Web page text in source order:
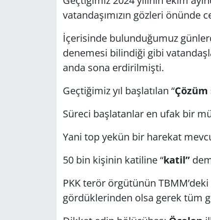
vatandaşımızın gözleri önünde
İçerisinde bulunduğumuz
denemesi bilindiği gibi
anda sona erdirilmişti.
Geçtiğimiz yıl başlatılan “Çözüm
Süreci başlatanlar en ufak bir
Yani top yekün bir harekat
50 bin kişinin katiline “katil”
PKK terör örgütünün
gördüklerinden olsa gerek tüm
GÜNDEM
HABERDE İNSAN
KÜLTÜR SANAT
MAGAZİN
POLİTİKA
RESMİ İLANLAR